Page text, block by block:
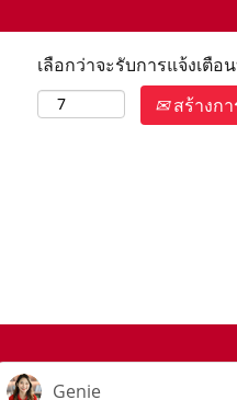
เลือกว่าจะรับการแจ้งเตือ
สร้างกา
Join Our